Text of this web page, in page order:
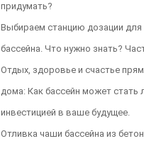
придумать?
Выбираем станцию дозации для
бассейна. Что нужно знать?
Отдых, здоровье и счастье
дома: Как бассейн может стать
инвестицией в ваше будущее.
Отливка чаши бассейна из